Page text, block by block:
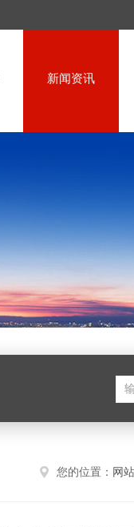
新闻资讯
您的位置： 网